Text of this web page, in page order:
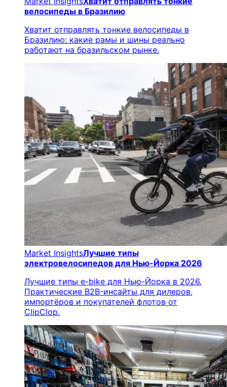
велосипеды в Бразилию
Хватит отправлять тонкие велосипеды в
Бразилию: какие рамы и шины реально
работают на бразильском рынке.
Market InsightsЛучшие типы
электровелосипедов для Нью-Йорка 2026
Лучшие типы e-bike для Нью-Йорка в 2026.
Практические B2B-инсайты для дилеров,
импортёров и покупателей флотов от
ClipClop.